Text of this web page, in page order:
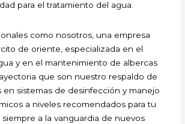
para el tratamiento del agua.
como nosotros, una empresa
de oriente, especializada en el
y en el mantenimiento de albercas
que son nuestro respaldo de
en sistemas de desinfección y manejo
a niveles recomendados para tu
a la vanguardia de nuevos